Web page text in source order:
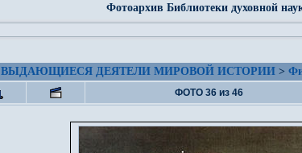
Фотоархив Библиотеки духовной
ВЫДАЮЩИЕСЯ ДЕЯТЕЛИ МИРОВОЙ ИСТОРИИ >
ФОТО 36 из 46